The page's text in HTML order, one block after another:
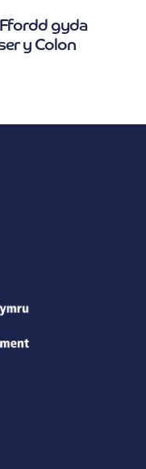
gyda
y Colon